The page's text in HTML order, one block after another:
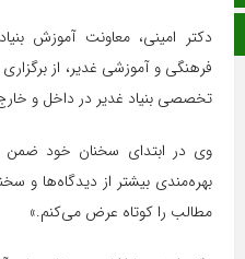
دکتر امینی، معاونت آموزش
فرهنگی و آموزشی غدیر، از
تخصصی بنیاد غدیر در داخل و
وی در ابتدای سخنان خود ضمن
بهره‌مندی بیشتر از دیدگاه‌ها و
مطالب را کوتاه عرض می‌کنم.»